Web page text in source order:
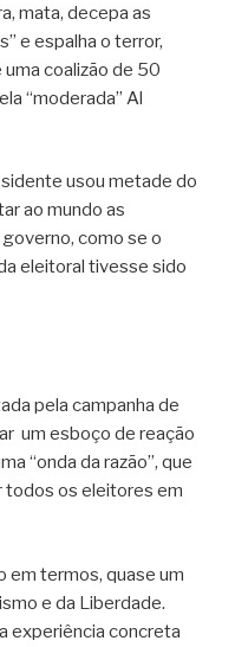
mata, decepa as
e espalha o terror,
coalizão de 50
“moderada” Al
usou metade do
ao mundo as
como se o
eleitoral tivesse sido
pela campanha de
um esboço de reação
“onda da razão”, que
todos os eleitores em
em termos, quase um
e da Liberdade.
experiência concreta